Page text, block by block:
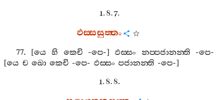
1. 8. 7.
ඵස‍්සසුත‍්තං
77. [යෙ හි කෙචි-පෙ-]ඵස‍්සං නප‍්පජානන‍්ති -පෙ-
[යෙ ච ඛො කෙචි -පෙ- ඵස‍්සං පජානන‍්ති -පෙ-]
1. 8. 8.